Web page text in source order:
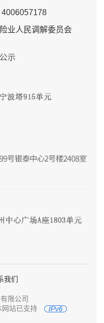
业人民调解委员会
我们
限公司
网站已支持